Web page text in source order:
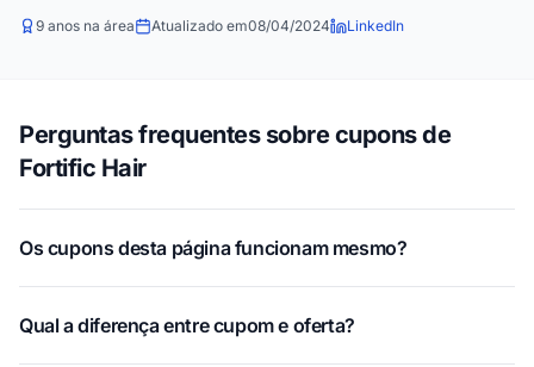
9 anos na área Atualizado em08/04/2024 LinkedIn
Perguntas frequentes sobre cupons de
Fortific Hair
Os cupons desta página funcionam mesmo?
Qual a diferença entre cupom e oferta?